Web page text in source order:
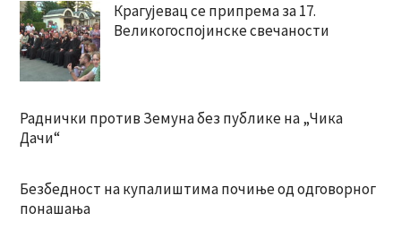
Крагујевац се припрема за 17.
Великогоспојинске свечаности
Раднички против Земуна без публике на „Чика
Дачи“
Безбедност на купалиштима почиње од одговорног
понашања